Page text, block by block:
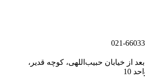
از خیابان حبیب‌اللهی، کوچه قدیر،